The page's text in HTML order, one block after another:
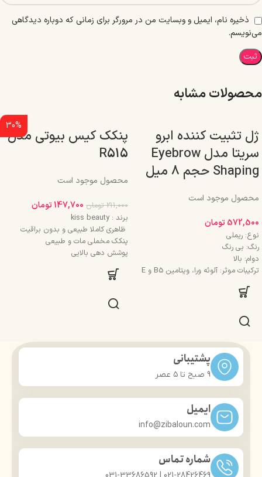
ذخیره نام، ایمیل و وبسایت من در مرورگر برای زمانی که دوباره دیدگاهی
می‌نویسم.
محصولات مشابه
ژل تثبیت کننده ابرو
سریتا مدل Eyebrow
Shaping حجم 8 میل
محصول موجود است
572,500تومان
نوع: ریملی
رنگ: بی رنگ
دوام: بالا
ترکیبات موثر: آلوئه ورا، ویتامین B5 و E
تخصصی
حجم: 8 میلی لیتر
برند: سریتا
30%
پنکک کیس بیوتی مدل
R515
محصول موجود است
211,000 تومان 147,700تومان
برند : kiss beauty
ظاهری کاملا طبیعی و بدون براقیت
پنکک مخملی مات و طبیعی
پوشش دهی بالایی
کنترل چربی، تثبیت آرایش، ظاهری شیک
انتخابی ایده‌آل برای آرایشی حرفه‌ای
مات‌کننده قوی، آرایشی بادوام
کنترل چربی، تثبیت آرایش، ظاهری شیک
پشتیبانی
9 صبح تا ۵ عصر
ایمیل
info@zibaloun.com
شماره تماس